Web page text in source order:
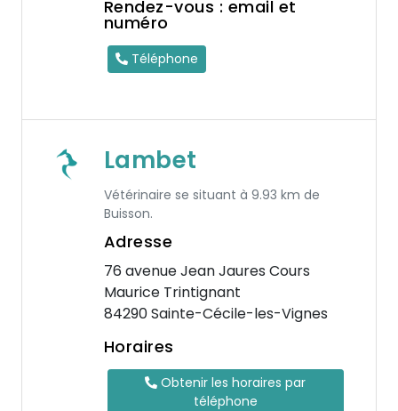
Rendez-vous : email et
numéro
Téléphone
Lambet
Vétérinaire se situant à 9.93 km de
Buisson.
Adresse
76 avenue Jean Jaures Cours
Maurice Trintignant
84290 Sainte-Cécile-les-Vignes
Horaires
Obtenir les horaires par
téléphone